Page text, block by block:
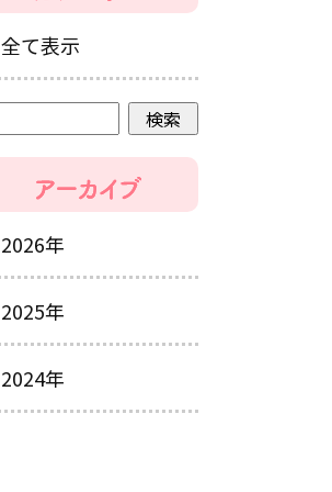
全て表示
2026年
2025年
2024年